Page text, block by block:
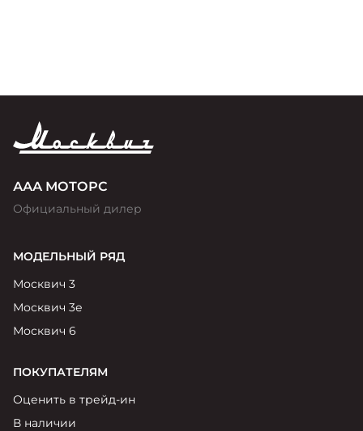
ААА МОТОРС
Официальный дилер
МОДЕЛЬНЫЙ РЯД
Москвич 3
Москвич 3е
Москвич 6
ПОКУПАТЕЛЯМ
Оценить в трейд-ин
В наличии